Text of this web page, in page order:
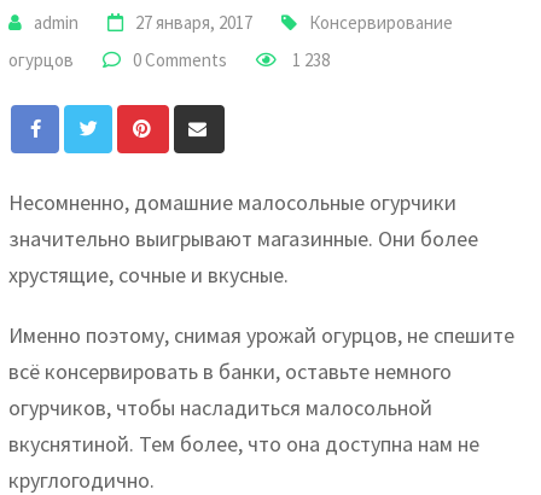
admin 27 января, 2017
Консервирование
огурцов
0 Comments 1 238
Несомненно, домашние малосольные огурчики
значительно выигрывают магазинные. Они более
хрустящие, сочные и вкусные.
Именно поэтому, снимая урожай огурцов, не спешите
всё консервировать в банки, оставьте немного
огурчиков, чтобы насладиться малосольной
вкуснятиной. Тем более, что она доступна нам не
круглогодично.